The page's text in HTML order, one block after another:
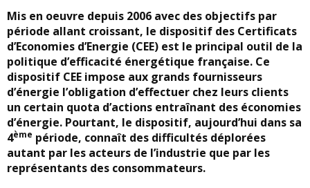
Mis en oeuvre depuis 2006 avec des objectifs par
période allant croissant, le dispositif des Certificats
d’Economies d’Energie (CEE) est le principal outil de la
politique d’efficacité énergétique française. Ce
dispositif CEE impose aux grands fournisseurs
d’énergie l’obligation d’effectuer chez leurs clients
un certain quota d’actions entraînant des économies
d’énergie. Pourtant, le dispositif, aujourd’hui dans sa
4ème période, connaît des difficultés déplorées
autant par les acteurs de l’industrie que par les
représentants des consommateurs.